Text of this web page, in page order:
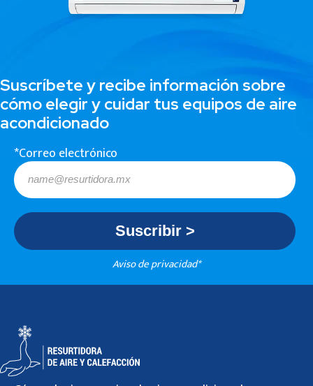
Suscríbete y recibe información sobre
cómo elegir y cuidar tus equipos de aire
acondicionado
*Correo electrónico
Aviso de privacidad*